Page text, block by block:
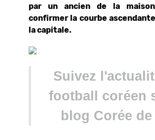
par un ancien de la
confirmer la courbe
la capitale.
Suivez
football coréen
blog Corée de